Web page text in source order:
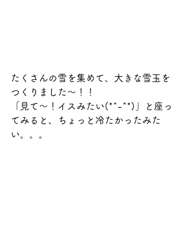
たくさんの雪を集めて、大きな雪玉を
つくりました～！！
「見て～！イスみたい(*^-^*)」と座っ
てみると、ちょっと冷たかったみた
い。。。